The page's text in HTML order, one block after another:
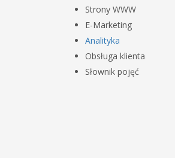
Strony WWW
E-Marketing
Analityka
Obsługa klienta
Słownik pojęć